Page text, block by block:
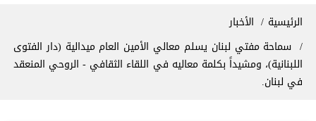
مسار التنقل
الرئيسية
الأخبار
سماحة مفتي لبنان يسلم معالي الأمين العام ميدالية (دار الفتوى
اللبنانية)، ومشيداً بكلمة معاليه في اللقاء الثقافي - الروحي المنعقد
في لبنان.